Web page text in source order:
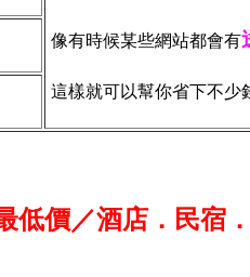
像有時候某些網站都會有
這樣就可以幫你省下不少
低價／酒店．民宿